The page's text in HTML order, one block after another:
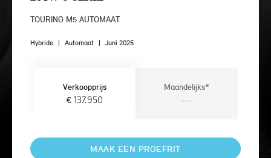
TOURING M5 AUTOMAAT
Hybride | Automaat | Juni 2025
Verkoopprijs
€ 137.950
Maandelijks*
---
MAAK EEN PROEFRIT